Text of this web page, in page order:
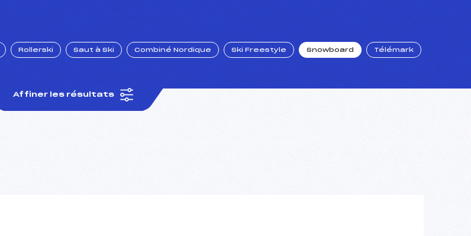
Rollerski Saut à Ski Combiné Nordique Ski Freestyle Snowboard Télémark
Affiner les résultats